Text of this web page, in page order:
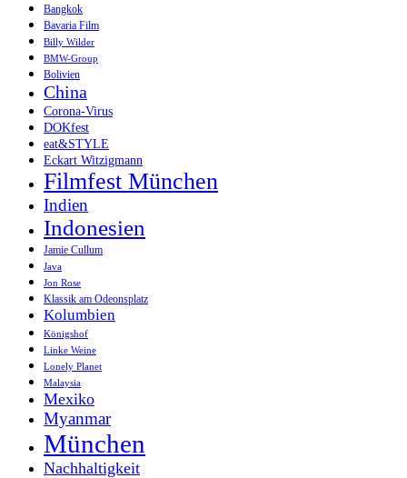
Bangkok
Bavaria Film
Billy Wilder
BMW-Group
Bolivien
China
Corona-Virus
DOKfest
eat&STYLE
Eckart Witzigmann
Filmfest München
Indien
Indonesien
Jamie Cullum
Java
Jon Rose
Klassik am Odeonsplatz
Kolumbien
Königshof
Linke Weine
Lonely Planet
Malaysia
Mexiko
Myanmar
München
Nachhaltigkeit